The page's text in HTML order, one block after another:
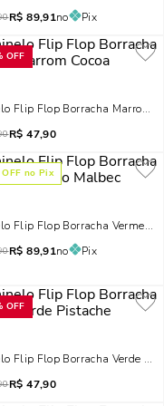
R$ 89,91no Pix
OFF
Flip Flop Borracha Marrom
R$ 47,90
Marrom Safari
OFF no Pix
Flip Flop Borracha Vermelho
R$ 89,91no Pix
OFF
Flip Flop Borracha Verde
R$ 47,90